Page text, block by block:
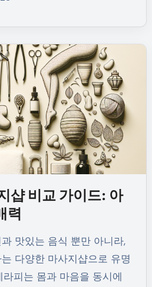
샵 비교 가이드: 아
력
다양한 마사지샵으로 유명
피는 몸과 마음을 동시에